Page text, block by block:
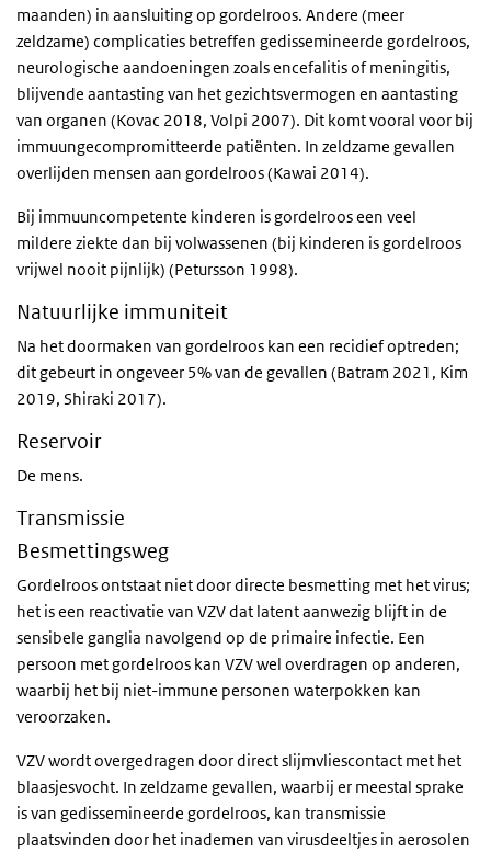
maanden) in aansluiting op gordelroos. Andere (meer
zeldzame) complicaties betreffen gedissemineerde gordelroos,
neurologische aandoeningen zoals encefalitis of meningitis,
blijvende aantasting van het gezichtsvermogen en aantasting
van organen (Kovac 2018, Volpi 2007). Dit komt vooral voor bij
immuungecompromitteerde patiënten. In zeldzame gevallen
overlijden mensen aan gordelroos (Kawai 2014).
Bij immuuncompetente kinderen is gordelroos een veel
mildere ziekte dan bij volwassenen (bij kinderen is gordelroos
vrijwel nooit pijnlijk) (Petursson 1998).
Natuurlijke immuniteit
Na het doormaken van gordelroos kan een recidief optreden;
dit gebeurt in ongeveer 5% van de gevallen (Batram 2021, Kim
2019, Shiraki 2017).
Reservoir
De mens.
Transmissie
Besmettingsweg
Gordelroos ontstaat niet door directe besmetting met het virus;
het is een reactivatie van VZV dat latent aanwezig blijft in de
sensibele ganglia navolgend op de primaire infectie. Een
persoon met gordelroos kan VZV wel overdragen op anderen,
waarbij het bij niet-immune personen waterpokken kan
veroorzaken.
VZV wordt overgedragen door direct slijmvliescontact met het
blaasjesvocht. In zeldzame gevallen, waarbij er meestal sprake
is van gedissemineerde gordelroos, kan transmissie
plaatsvinden door het inademen van virusdeeltjes in aerosolen